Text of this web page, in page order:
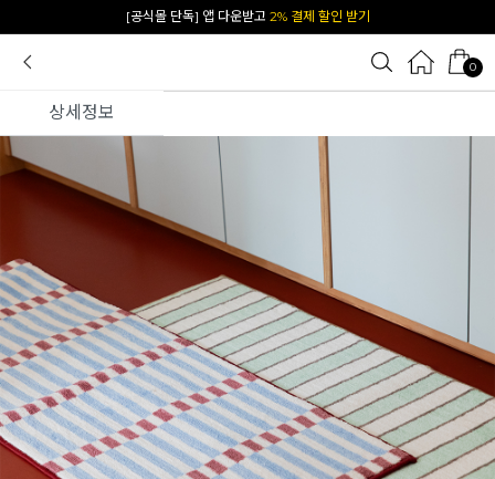
[공식몰 단독] 앱 다운받고 2% 결제 할인 받기
0
상세정보